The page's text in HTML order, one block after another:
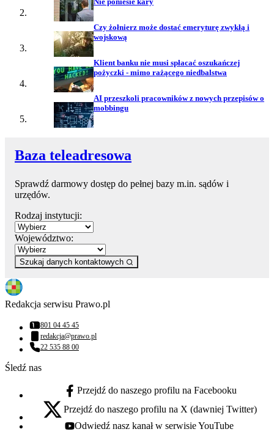
Czy żołnierz może dostać emeryturę zwykłą i
wojskową
Klient banku nie musi spłacać oszukańczej
pożyczki - mimo rażącego niedbalstwa
AI przeszkoli pracowników z nowych przepisów o
mobbingu
Baza teleadresowa
Sprawdź darmowy dostęp do pełnej bazy m.in. sądów i
urzędów.
Rodzaj instytucji:
Województwo:
Szukaj danych kontaktowych
Redakcja serwisu Prawo.pl
Numer telefonu:
801 04 45 45
Adres email:
redakcja@prawo.pl
Numer telefonu:
22 535 88 00
Śledź nas
facebook - otwiera się w nowej karcie
Przejdź do naszego profilu na Facebooku
x - otwiera się w nowej karcie
Przejdź do naszego profilu na X (dawniej Twitter)
youtube - otwiera się w nowej karcie
Odwiedź nasz kanał w serwisie YouTube